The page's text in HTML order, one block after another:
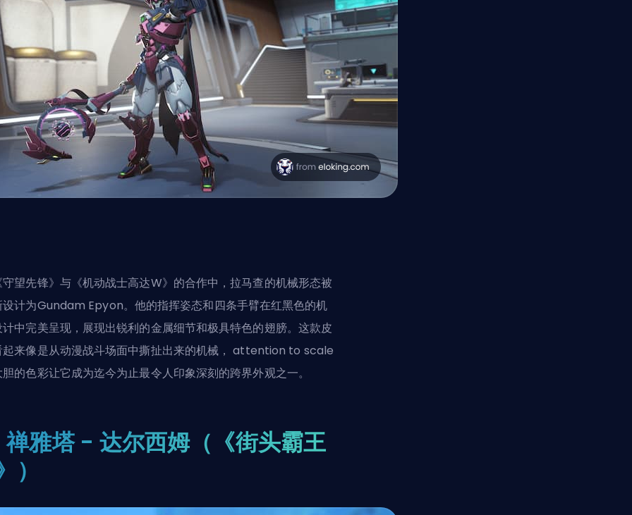
望先锋》与《机动战士高达W》的合作中，拉马查的机械形态被
设计为Gundam Epyon。他的指挥姿态和四条手臂在红黑色的机
中完美呈现，展现出锐利的金属细节和极具特色的翅膀。这款皮
起来像是从动漫战斗场面中撕扯出来的机械， attention to scale
的色彩让它成为迄今为止最令人印象深刻的跨界外观之一。
雅塔 - 达尔西姆（《街头霸王
）